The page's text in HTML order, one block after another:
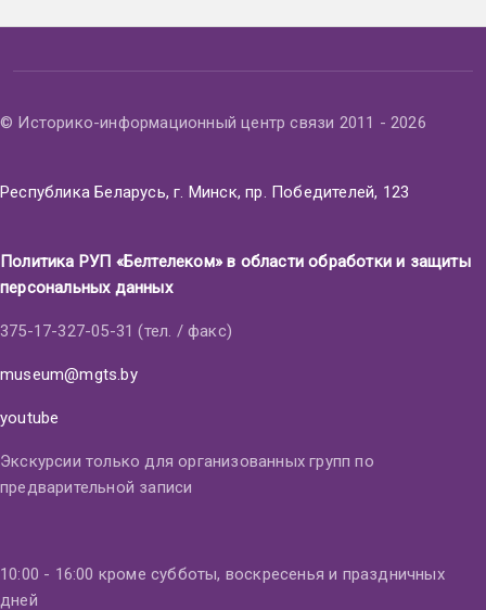
© Историко-информационный центр связи 2011 - 2026
Республика Беларусь, г. Минск, пр. Победителей, 123
Политика РУП «Белтелеком» в области обработки и защиты
персональных данных
375-17-327-05-31 (тел. / факс)
museum@mgts.by
youtube
Экскурсии только для организованных групп по
предварительной записи
10:00 - 16:00 кроме субботы, воскресенья и праздничных
дней